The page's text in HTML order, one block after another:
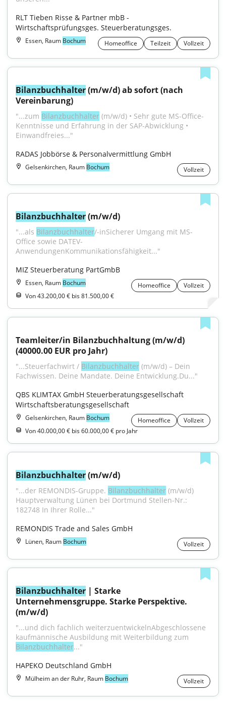
RLT Tieben Risse & Partner mbB -
Wirtschaftsprüfungsges. Steuerberatungsges.
Essen, Raum Bochum Homeoffice Teilzeit Vollzeit
Bilanzbuchhalter (m/w/d) ab sofort (nach
Vereinbarung)
"...zum Bilanzbuchhalter (m/w/d) • Sehr gute MS-Office-
Kenntnisse und Erfahrung in der SAP-Abwicklung •
Einwandfreies..."
RADAS Jobbörse & Personalvermittlung GmbH
Gelsenkirchen, Raum Bochum Vollzeit
Bilanzbuchhalter (m/w/d)
"...als Bilanzbuchhalter/-inSicherer Umgang mit MS-
Office sowie DATEV-
AnwendungenKommunikationsfähigkeit..."
MIZ Steuerberatung PartGmbB
Essen, Raum Bochum Homeoffice
Vollzeit
Von 43.200,00 € bis 81.500,00 €
Teamleiter/in Bilanzbuchhaltung (m/w/d)
(40000.00 EUR pro Jahr)
"...Steuerfachwirt / Bilanzbuchhalter (m/w/d) – Dein
Fachwissen. Deine Mandate. Deine Entwicklung.Du..."
QBS KLIMTAX GmbH Steuerberatungsgesellschaft
Wirtschaftsberatungsgesellschaft
Gelsenkirchen, Raum Bochum Homeoffice
Vollzeit
Von 40.000,00 € bis 60.000,00 € pro Jahr
Bilanzbuchhalter (m/w/d)
"...der REMONDIS-Gruppe. Bilanzbuchhalter (m/w/d)
Hauptverwaltung Lünen bei Dortmund Stellen-Nr.:
182748 In Ihrer Rolle..."
REMONDIS Trade and Sales GmbH
Lünen, Raum Bochum Vollzeit
Bilanzbuchhalter | Starke
Unternehmensgruppe. Starke Perspektive.
(m/w/d)
"...und dich fachlich weiterzuentwickelnAbgeschlossene
Bilanzbuchhalter..."
HAPEKO Deutschland GmbH
Mülheim an der Ruhr, Raum Bochum Vollzeit